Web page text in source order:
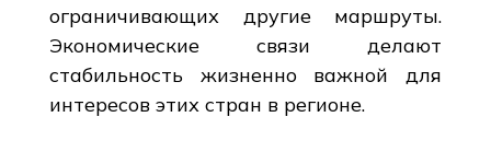
ограничивающих другие маршруты.
Экономические связи делают
стабильность жизненно важной для
интересов этих стран в регионе.